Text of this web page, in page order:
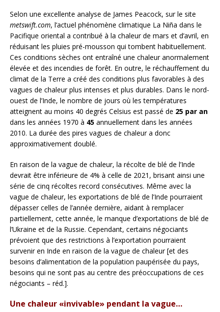
Selon une excellente analyse de James Peacock, sur le site
metswift.com, l’actuel phénomène climatique La Niña dans le
Pacifique oriental a contribué à la chaleur de mars et d’avril, en
réduisant les pluies pré-mousson qui tombent habituellement.
Ces conditions sèches ont entraîné une chaleur anormalement
élevée et des incendies de forêt. En outre, le réchauffement du
climat de la Terre a créé des conditions plus favorables à des
vagues de chaleur plus intenses et plus durables. Dans le nord-
ouest de l’Inde, le nombre de jours où les températures
atteignent au moins 40 degrés Celsius est passé de 25 par an
dans les années 1970 à 45 annuellement dans les années
2010. La durée des pires vagues de chaleur a donc
approximativement doublé.
En raison de la vague de chaleur, la récolte de blé de l’Inde
devrait être inférieure de 4% à celle de 2021, brisant ainsi une
série de cinq récoltes record consécutives. Même avec la
vague de chaleur, les exportations de blé de l’Inde pourraient
dépasser celles de l’année dernière, aidant à remplacer
partiellement, cette année, le manque d’exportations de blé de
l’Ukraine et de la Russie. Cependant, certains négociants
prévoient que des restrictions à l’exportation pourraient
survenir en Inde en raison de la vague de chaleur [et des
besoins d’alimentation de la population paupérisée du pays,
besoins qui ne sont pas au centre des préoccupations de ces
négociants – réd.].
Une chaleur «invivable» pendant la vague…